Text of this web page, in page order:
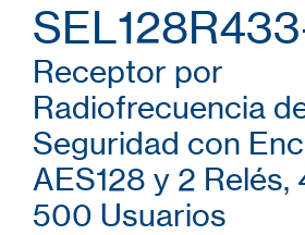
Receptor por
Radiofrecuencia
Seguridad con
AES128 y 2 Relés,
500 Usuarios